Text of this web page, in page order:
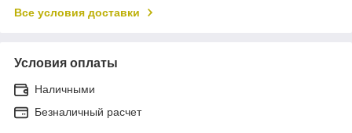
Все условия доставки
Условия оплаты
Наличными
Безналичный расчет